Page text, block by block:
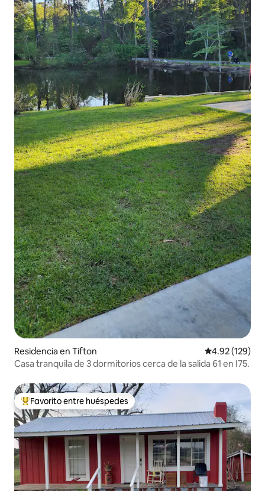
Residencia en Tifton Calificación
4.92 (129)
Casa tranquila de 3 dormitorios cerca de la salida 61 en I75.
De los mejores en Favorito entre huéspedes
Favorito entre huéspedes